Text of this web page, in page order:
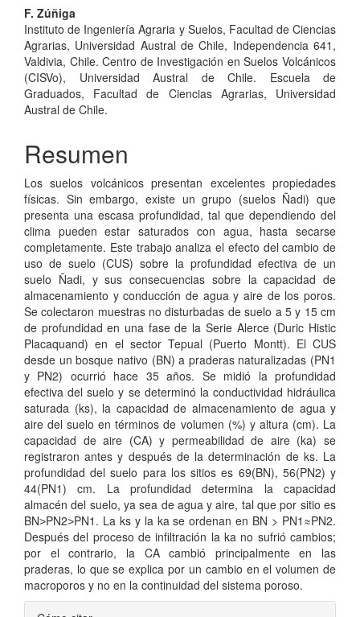
F. Zúñiga
Instituto de Ingeniería Agraria y Suelos, Facultad de Ciencias
Agrarias, Universidad Austral de Chile, Independencia 641,
Valdivia, Chile. Centro de Investigación en Suelos Volcánicos
(CISVo), Universidad Austral de Chile. Escuela de
Graduados, Facultad de Ciencias Agrarias, Universidad
Austral de Chile.
Resumen
Los suelos volcánicos presentan excelentes propiedades
físicas. Sin embargo, existe un grupo (suelos Ñadi) que
presenta una escasa profundidad, tal que dependiendo del
clima pueden estar saturados con agua, hasta secarse
completamente. Este trabajo analiza el efecto del cambio de
uso de suelo (CUS) sobre la profundidad efectiva de un
suelo Ñadi, y sus consecuencias sobre la capacidad de
almacenamiento y conducción de agua y aire de los poros.
Se colectaron muestras no disturbadas de suelo a 5 y 15 cm
de profundidad en una fase de la Serie Alerce (Duric Histic
Placaquand) en el sector Tepual (Puerto Montt). El CUS
desde un bosque nativo (BN) a praderas naturalizadas (PN1
y PN2) ocurrió hace 35 años. Se midió la profundidad
efectiva del suelo y se determinó la conductividad hidráulica
saturada (ks), la capacidad de almacenamiento de agua y
aire del suelo en términos de volumen (%) y altura (cm). La
capacidad de aire (CA) y permeabilidad de aire (ka) se
registraron antes y después de la determinación de ks. La
profundidad del suelo para los sitios es 69(BN), 56(PN2) y
44(PN1) cm. La profundidad determina la capacidad
almacén del suelo, ya sea de agua y aire, tal que por sitio es
BN˃PN2˃PN1. La ks y la ka se ordenan en BN > PN1≈PN2.
Después del proceso de infiltración la ka no sufrió cambios;
por el contrario, la CA cambió principalmente en las
praderas, lo que se explica por un cambio en el volumen de
macroporos y no en la continuidad del sistema poroso.